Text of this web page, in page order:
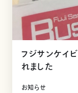
フジサンケイ
れました
お知らせ